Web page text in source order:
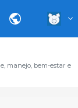
manejo, bem-estar e